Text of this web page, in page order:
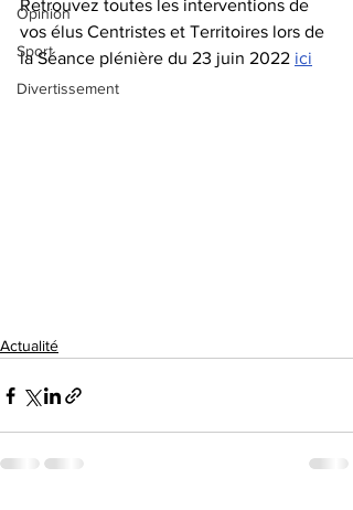
Opinion
Sport
Divertissement
Retrouvez toutes les interventions de
vos élus Centristes et Territoires lors de
la Séance plénière du 23 juin 2022 ici
Actualité